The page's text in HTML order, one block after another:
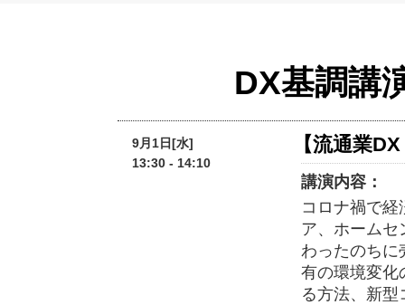
DX基調講
9月1日[水]
13:30 - 14:10
【流通業
講演内容：
コロナ禍で
ア、ホームセ
わったのちに
有の環境変化
る方法、新